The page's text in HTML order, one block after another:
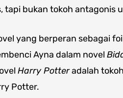
tapi bukan tokoh antagonis
yang berperan sebagai
Ayna dalam novel
Harry Potteradalah
Potter.